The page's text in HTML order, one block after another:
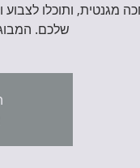
מגנטית, ותוכלו
שלכם.